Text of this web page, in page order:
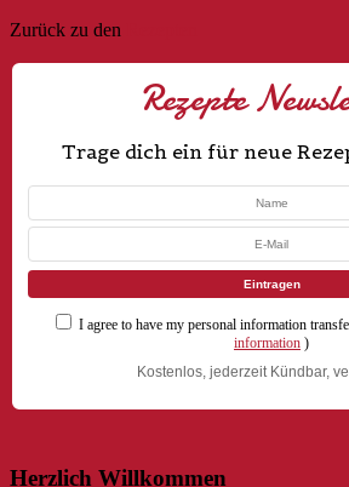
Zurück zu den
Rezepte
Trage dich ein für neue
I agree to have my personal information
information )
Kostenlos, jederzeit Kündbar,
Herzlich Willkommen